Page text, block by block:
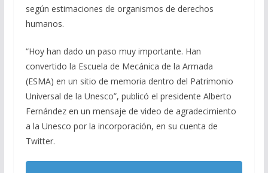
según estimaciones de organismos de derechos
humanos.
“Hoy han dado un paso muy importante. Han
convertido la Escuela de Mecánica de la Armada
(ESMA) en un sitio de memoria dentro del Patrimonio
Universal de la Unesco”, publicó el presidente Alberto
Fernández en un mensaje de video de agradecimiento
a la Unesco por la incorporación, en su cuenta de
Twitter.